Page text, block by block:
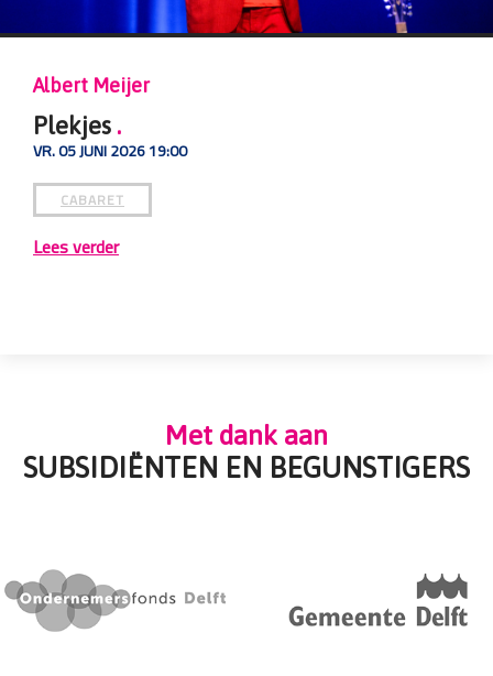
Met dank aan
SUBSIDIËNTEN EN BEGUNSTIGERS